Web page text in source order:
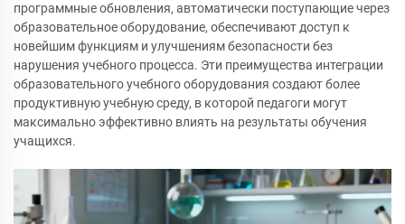
программные обновления, автоматически поступающие через
образовательное оборудование, обеспечивают доступ к
новейшим функциям и улучшениям безопасности без
нарушения учебного процесса. Эти преимущества интеграции
образовательного учебного оборудования создают более
продуктивную учебную среду, в которой педагоги могут
максимально эффективно влиять на результаты обучения
учащихся.